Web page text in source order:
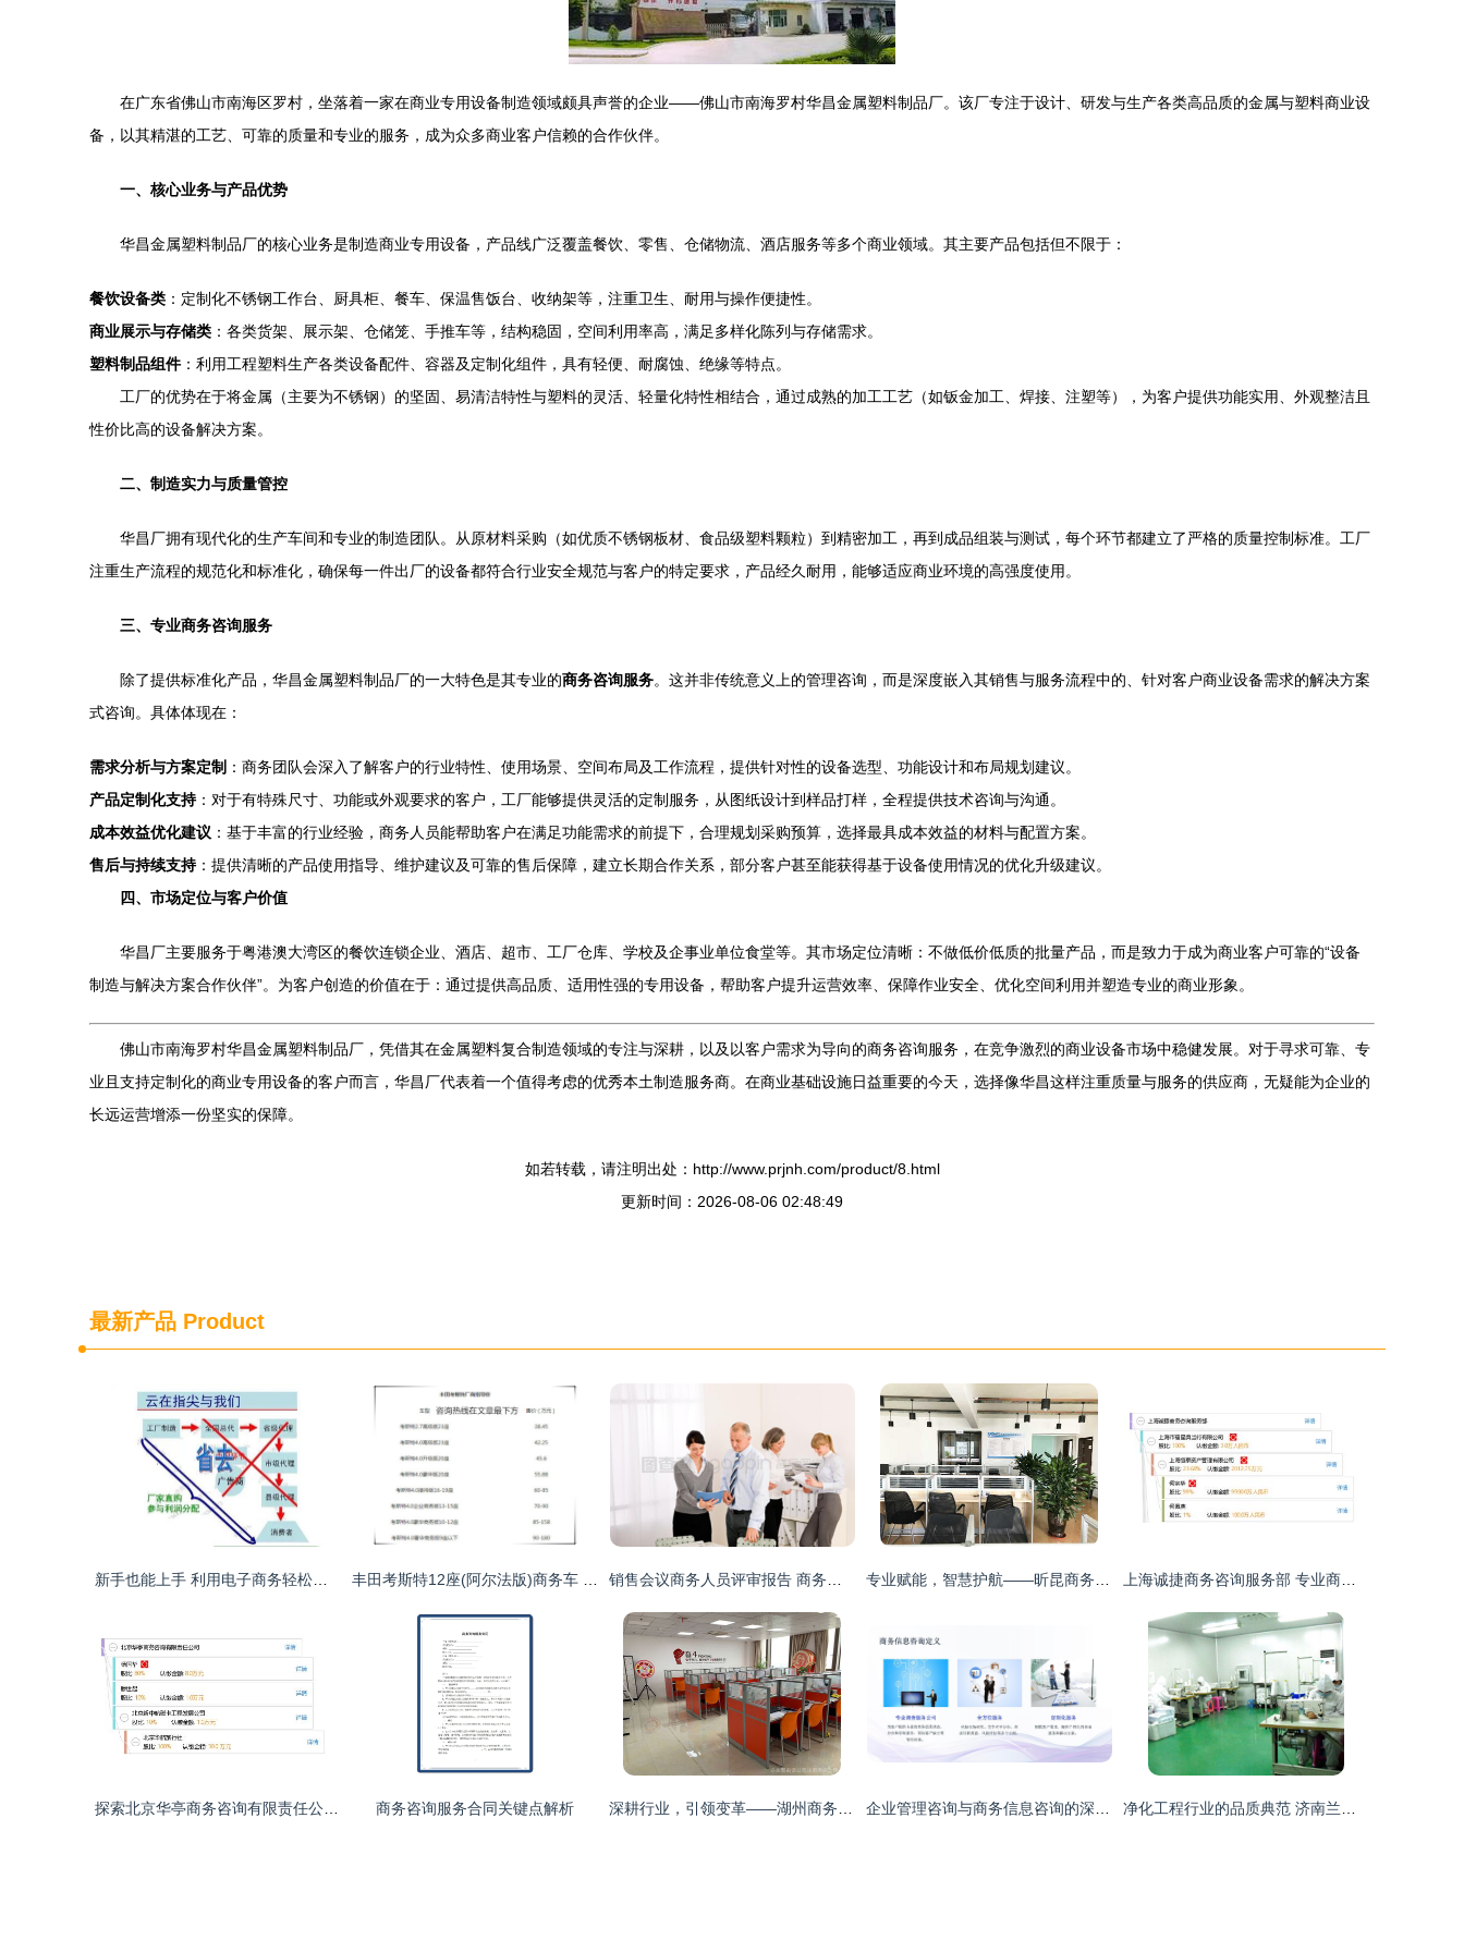
在广东省佛山市南海区罗村，坐落着一家在商业专用设备制造领域颇具声誉的企业——佛山市南海罗村华昌金属塑料制品厂。该厂专注于设计、研发与生产各类高品质的金属与塑料商业设
备，以其精湛的工艺、可靠的质量和专业的服务，成为众多商业客户信赖的合作伙伴。
一、核心业务与产品优势
华昌金属塑料制品厂的核心业务是制造商业专用设备，产品线广泛覆盖餐饮、零售、仓储物流、酒店服务等多个商业领域。其主要产品包括但不限于：
餐饮设备类 ：定制化不锈钢工作台、厨具柜、餐车、保温售饭台、收纳架等，注重卫生、耐用与操作便捷性。
商业展示与存储类 ：各类货架、展示架、仓储笼、手推车等，结构稳固，空间利用率高，满足多样化陈列与存储需求。
塑料制品组件：利用工程塑料生产各类设备配件、容器及定制化组件，具有轻便、耐腐蚀、绝缘等特点。
工厂的优势在于将金属（主要为不锈钢）的坚固、易清洁特性与塑料的灵活、轻量化特性相结合，通过成熟的加工工艺（如钣金加工、焊接、注塑等），为客户提供功能实用、外观整洁且
性价比高的设备解决方案。
二、制造实力与质量管控
华昌厂拥有现代化的生产车间和专业的制造团队。从原材料采购（如优质不锈钢板材、食品级塑料颗粒）到精密加工，再到成品组装与测试，每个环节都建立了严格的质量控制标准。工厂
注重生产流程的规范化和标准化，确保每一件出厂的设备都符合行业安全规范与客户的特定要求，产品经久耐用，能够适应商业环境的高强度使用。
三、专业商务咨询服务
除了提供标准化产品，华昌金属塑料制品厂的一大特色是其专业的商务咨询服务。这并非传统意义上的管理咨询，而是深度嵌入其销售与服务流程中的、针对客户商业设备需求的解决方案
式咨询。具体体现在：
需求分析与方案定制 ：商务团队会深入了解客户的行业特性、使用场景、空间布局及工作流程，提供针对性的设备选型、功能设计和布局规划建议。
产品定制化支持：对于有特殊尺寸、功能或外观要求的客户，工厂能够提供灵活的定制服务，从图纸设计到样品打样，全程提供技术咨询与沟通。
成本效益优化建议 ：基于丰富的行业经验，商务人员能帮助客户在满足功能需求的前提下，合理规划采购预算，选择最具成本效益的材料与配置方案。
售后与持续支持：提供清晰的产品使用指导、维护建议及可靠的售后保障，建立长期合作关系，部分客户甚至能获得基于设备使用情况的优化升级建议。
四、市场定位与客户价值
华昌厂主要服务于粤港澳大湾区的餐饮连锁企业、酒店、超市、工厂仓库、学校及企事业单位食堂等。其市场定位清晰：不做低价低质的批量产品，而是致力于成为商业客户可靠的“设备
制造与解决方案合作伙伴”。为客户创造的价值在于：通过提供高品质、适用性强的专用设备，帮助客户提升运营效率、保障作业安全、优化空间利用并塑造专业的商业形象。
佛山市南海罗村华昌金属塑料制品厂，凭借其在金属塑料复合制造领域的专注与深耕，以及以客户需求为导向的商务咨询服务，在竞争激烈的商业设备市场中稳健发展。对于寻求可靠、专
业且支持定制化的商业专用设备的客户而言，华昌厂代表着一个值得考虑的优秀本土制造服务商。在商业基础设施日益重要的今天，选择像华昌这样注重质量与服务的供应商，无疑能为企业的
长远运营增添一份坚实的保障。
如若转载，请注明出处：http://www.prjnh.com/product/8.html
更新时间：2026-08-06 02:48:49
最新产品 Product
商务咨询服务合同关键点解析